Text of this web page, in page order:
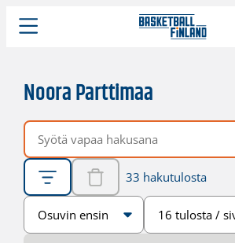
Noora Parttimaa
Vapaa hakusana
33 hakutulosta
Järjestys
Sivukoko